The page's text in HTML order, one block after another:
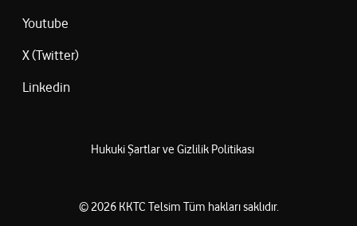
Youtube
X (Twitter)
Linkedin
Hukuki Şartlar ve Gizlilik Politikası
©2026 KKTC Telsim Tüm hakları saklıdır.